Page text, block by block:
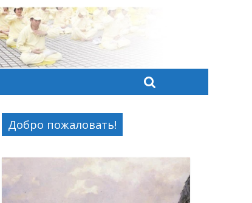
Добро пожаловать!